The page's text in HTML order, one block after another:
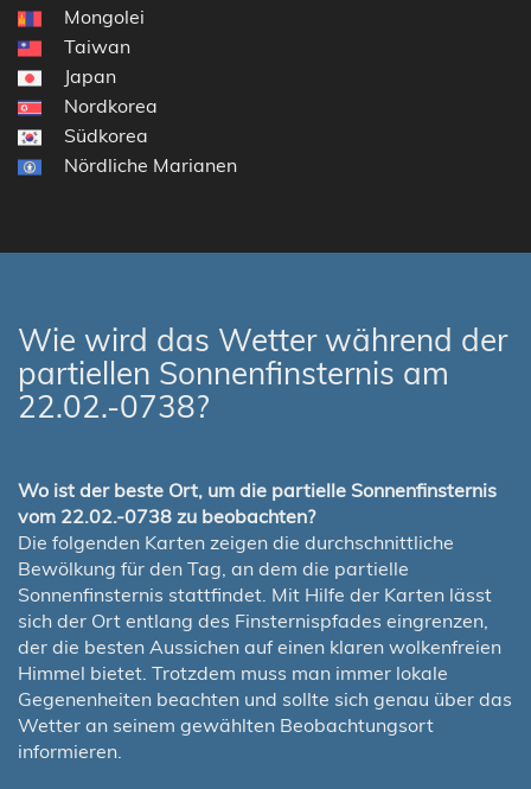
Mongolei
Taiwan
Japan
Nordkorea
Südkorea
Nördliche Marianen
Wie wird das Wetter während der
partiellen Sonnenfinsternis am
22.02.-0738?
Wo ist der beste Ort, um die partielle Sonnenfinsternis
vom 22.02.-0738 zu beobachten?
Die folgenden Karten zeigen die durchschnittliche
Bewölkung für den Tag, an dem die partielle
Sonnenfinsternis stattfindet. Mit Hilfe der Karten lässt
sich der Ort entlang des Finsternispfades eingrenzen,
der die besten Aussichen auf einen klaren wolkenfreien
Himmel bietet. Trotzdem muss man immer lokale
Gegenenheiten beachten und sollte sich genau über das
Wetter an seinem gewählten Beobachtungsort
informieren.